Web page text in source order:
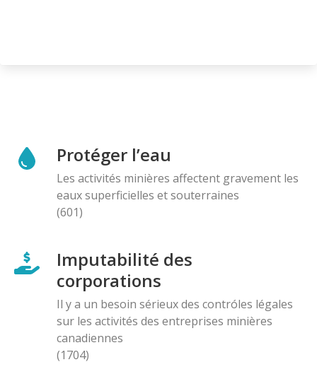
Protéger l’eau
Les activités minières affectent gravement les
eaux superficielles et souterraines
(601)
Imputabilité des
corporations
Il y a un besoin sérieux des contróles légales
sur les activités des entreprises minières
canadiennes
(1704)